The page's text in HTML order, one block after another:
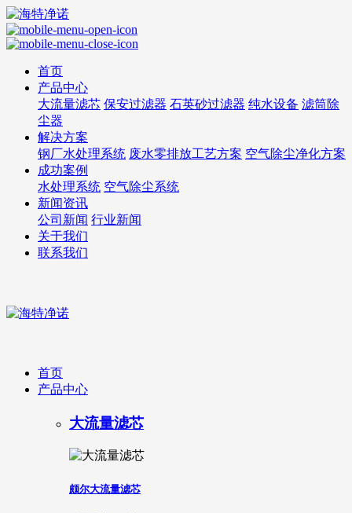
首页
产品中心
大流量滤芯 保安过滤器 石英砂过滤器 纯水设备 滤筒除
尘器
解决方案
钢厂水处理系统 废水零排放工艺方案 空气除尘净化方案
成功案例
水处理系统 空气除尘系统
新闻资讯
公司新闻 行业新闻
关于我们
联系我们
首页
产品中心
大流量滤芯
颇尔大流量滤芯